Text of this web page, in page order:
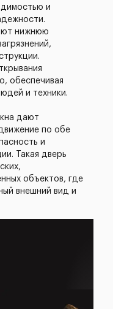
и
нижнюю
обеспечивая
и техники.
дают
по обе
и
Такая дверь
объектов, где
внешний вид и